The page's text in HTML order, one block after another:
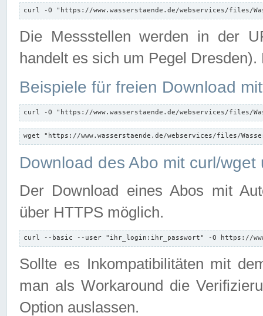
curl -O "https://www.wasserstaende.de/webservices/files/
Die Messstellen werden in der
handelt es sich um Pegel
Beispiele für freien Download
curl -O "https://www.wasserstaende.de/webservices/files/
wget "https://www.wasserstaende.de/webservices/files/
Download des Abo mit curl/
Der Download eines Abos mit
über HTTPS möglich.
curl --basic --user "ihr_login:ihr_passwort" -O https://
Sollte es Inkompatibilitäten mit
man als Workaround die
Option auslassen.